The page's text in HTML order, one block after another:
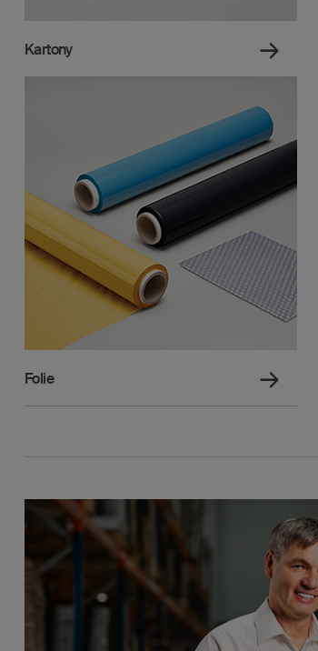
Kartony
Folie